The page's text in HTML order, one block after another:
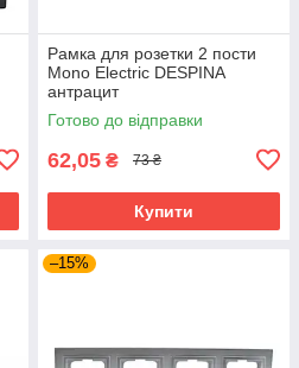
Рамка для розетки 2 пости
Mono Electric DESPINA
антрацит
Готово до відправки
62,05 ₴ 73 ₴
Купити
–15%